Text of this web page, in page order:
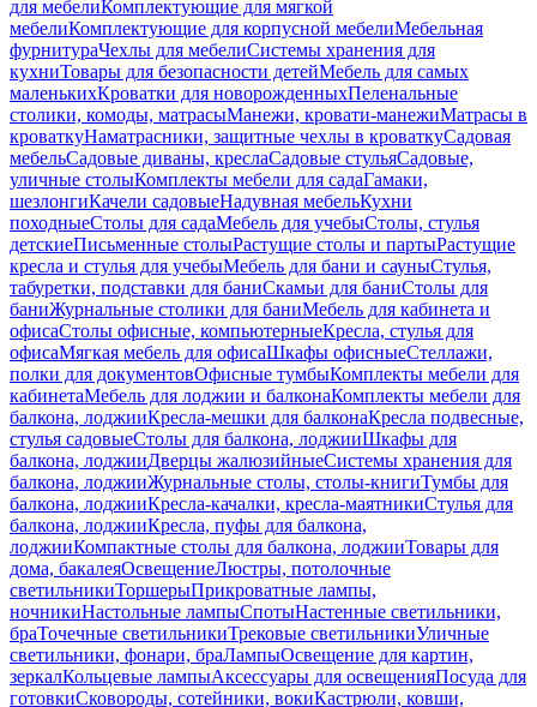
для мебелиКомплектующие для мягкой
мебелиКомплектующие для корпусной мебелиМебельная
фурнитураЧехлы для мебелиСистемы хранения для
кухниТовары для безопасности детейМебель для самых
маленькихКроватки для новорожденныхПеленальные
столики, комоды, матрасыМанежи, кровати-манежиМатрасы в
кроваткуНаматрасники, защитные чехлы в кроваткуСадовая
мебельСадовые диваны, креслаСадовые стульяСадовые,
уличные столыКомплекты мебели для садаГамаки,
шезлонгиКачели садовыеНадувная мебельКухни
походныеСтолы для садаМебель для учебыСтолы, стулья
детскиеПисьменные столыРастущие столы и партыРастущие
кресла и стулья для учебыМебель для бани и сауныСтулья,
табуретки, подставки для баниСкамьи для баниСтолы для
баниЖурнальные столики для баниМебель для кабинета и
офисаСтолы офисные, компьютерныеКресла, стулья для
офисаМягкая мебель для офисаШкафы офисныеСтеллажи,
полки для документовОфисные тумбыКомплекты мебели для
кабинетаМебель для лоджии и балконаКомплекты мебели для
балкона, лоджииКресла-мешки для балконаКресла подвесные,
стулья садовыеСтолы для балкона, лоджииШкафы для
балкона, лоджииДверцы жалюзийныеСистемы хранения для
балкона, лоджииЖурнальные столы, столы-книгиТумбы для
балкона, лоджииКресла-качалки, кресла-маятникиСтулья для
балкона, лоджииКресла, пуфы для балкона,
лоджииКомпактные столы для балкона, лоджииТовары для
дома, бакалеяОсвещениеЛюстры, потолочные
светильникиТоршерыПрикроватные лампы,
ночникиНастольные лампыСпотыНастенные светильники,
браТочечные светильникиТрековые светильникиУличные
светильники, фонари, браЛампыОсвещение для картин,
зеркалКольцевые лампыАксессуары для освещенияПосуда для
готовкиСковороды, сотейники, вокиКастрюли, ковши,